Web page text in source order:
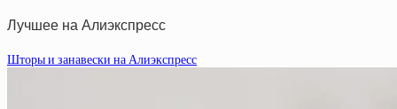
Лучшее на Алиэкспресс
Шторы и занавески на Алиэкспресс